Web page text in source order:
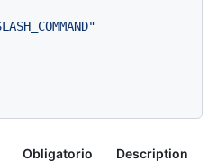
Obligatorio Description